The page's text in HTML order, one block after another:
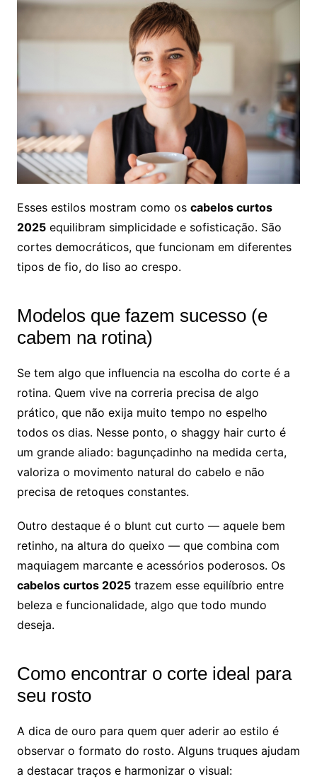
Esses estilos mostram como os cabelos curtos
2025equilibram simplicidade e sofisticação. São
cortes democráticos, que funcionam em diferentes
tipos de fio, do liso ao crespo.
Modelos que fazem sucesso (e
cabem na rotina)
Se tem algo que influencia na escolha do corte é a
rotina. Quem vive na correria precisa de algo
prático, que não exija muito tempo no espelho
todos os dias. Nesse ponto, o shaggy hair curto é
um grande aliado: bagunçadinho na medida certa,
valoriza o movimento natural do cabelo e não
precisa de retoques constantes.
Outro destaque é o blunt cut curto — aquele bem
retinho, na altura do queixo — que combina com
maquiagem marcante e acessórios poderosos. Os
cabelos curtos 2025trazem esse equilíbrio entre
beleza e funcionalidade, algo que todo mundo
deseja.
Como encontrar o corte ideal para
seu rosto
A dica de ouro para quem quer aderir ao estilo é
observar o formato do rosto. Alguns truques ajudam
a destacar traços e harmonizar o visual: